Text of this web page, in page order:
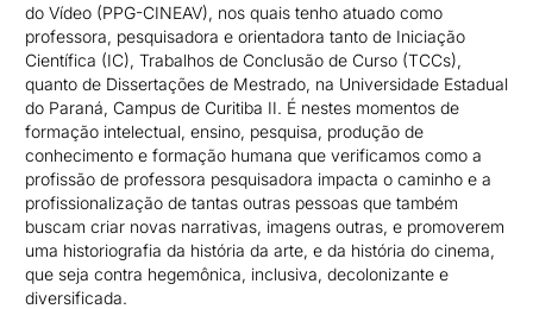
do Vídeo (PPG-CINEAV), nos quais tenho atuado como
professora, pesquisadora e orientadora tanto de Iniciação
Científica (IC), Trabalhos de Conclusão de Curso (TCCs),
quanto de Dissertações de Mestrado, na Universidade Estadual
do Paraná, Campus de Curitiba II. É nestes momentos de
formação intelectual, ensino, pesquisa, produção de
conhecimento e formação humana que verificamos como a
profissão de professora pesquisadora impacta o caminho e a
profissionalização de tantas outras pessoas que também
buscam criar novas narrativas, imagens outras, e promoverem
uma historiografia da história da arte, e da história do cinema,
que seja contra hegemônica, inclusiva, decolonizante e
diversificada.